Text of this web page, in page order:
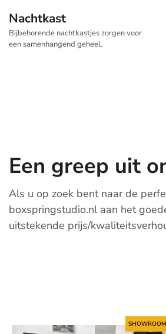
Nachtkast
Bijbehorende nachtkastjes zorgen voor
een samenhangend geheel.
Een greep uit
Als u op zoek bent naar de
boxspringstudio.nl aan het
uitstekende prijs/
SHOWROOM